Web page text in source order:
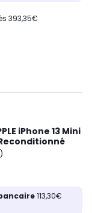
393,35€
iPhone 13 Mini
113,30€